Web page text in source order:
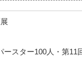
スター100人・第